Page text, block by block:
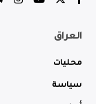
العراق
محليات
سياسة